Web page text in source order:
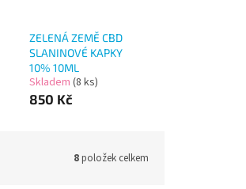
ZELENÁ ZEMĚ CBD
SLANINOVÉ KAPKY
10% 10ML
Skladem (8 ks)
850 Kč
8položek celkem